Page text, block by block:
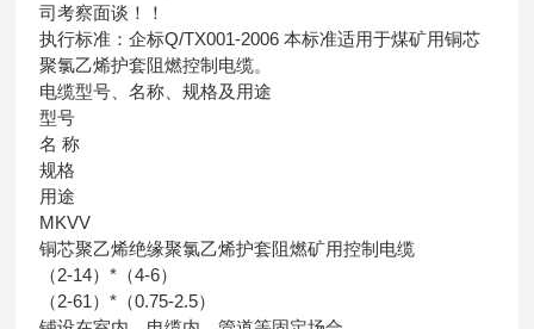
司考察面谈！！
执行标准：企标Q/TX001-2006 本标准适用于煤矿用铜芯
聚氯乙烯护套阻燃控制电缆。
电缆型号、名称、规格及用途
型号
名 称
规格
用途
MKVV
铜芯聚乙烯绝缘聚氯乙烯护套阻燃矿用控制电缆
（2-14）*（4-6）
（2-61）*（0.75-2.5）